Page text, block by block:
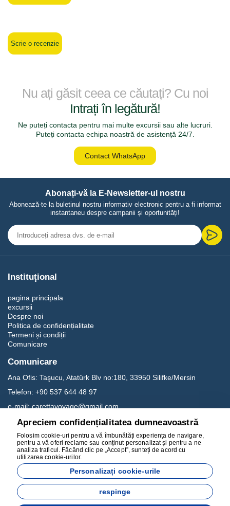
Scrie o recenzie
Nu ați găsit ceea ce căutați? Cu noi
Intrați în legătură!
Ne puteți contacta pentru mai multe excursii sau alte lucruri.
Puteți contacta echipa noastră de asistență 24/7.
Contact WhatsApp
Abonați-vă la E-Newsletter-ul nostru
Abonează-te la buletinul nostru informativ electronic pentru a fi informat
instantaneu despre campanii și oportunități!
Instituţional
pagina principala
excursii
Despre noi
Politica de confidențialitate
Termeni și condiții
Comunicare
Comunicare
Ana Ofis: Taşucu, Atatürk Blv no:180, 33950 Silifke/Mersin
Telefon: +90 537 644 48 97
e-mail: carettavoyage@gmail.com
Rețelele de socializare
Dezvoltat de
Apreciem confidențialitatea dumneavoastră
Folosim cookie-uri pentru a vă îmbunătăți experiența de navigare,
pentru a vă oferi reclame sau conținut personalizat și pentru a ne
analiza traficul. Făcând clic pe „Accept”, sunteți de acord cu
utilizarea cookie-urilor.
Personalizați cookie-urile
respinge